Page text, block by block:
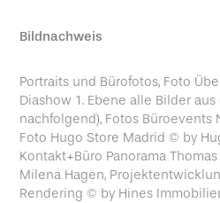
Bildnachweis
Portraits und Bürofotos, Foto
Diashow 1. Ebene alle Bilder
nachfolgend), Fotos Büroevents
Foto Hugo Store Madrid © by
Kontakt+Büro Panorama
Milena Hagen,
Rendering © by Hines